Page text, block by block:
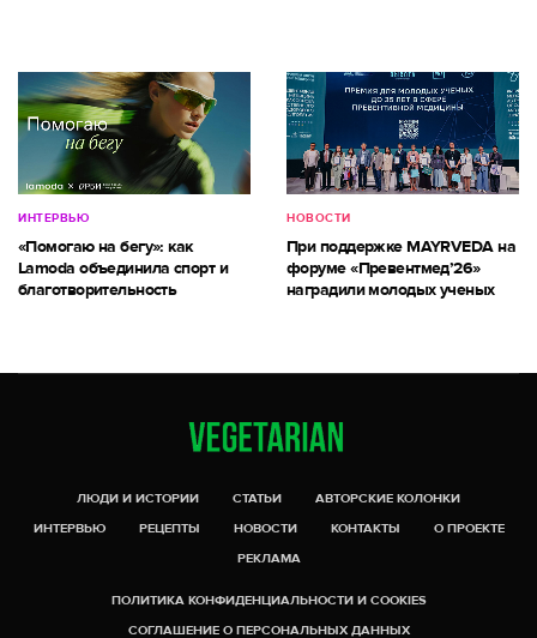
ИНТЕРВЬЮ
«Помогаю на бегу»: как
Lamoda объединила спорт и
благотворительность
НОВОСТИ
При поддержке MAYRVEDA на
форуме «Превентмед’26»
наградили молодых ученых
ЛЮДИ И ИСТОРИИ СТАТЬИ
АВТОРСКИЕ КОЛОНКИ
ИНТЕРВЬЮ
РЕЦЕПТЫ НОВОСТИ КОНТАКТЫ
О ПРОЕКТЕ
РЕКЛАМА
ПОЛИТИКА КОНФИДЕНЦИАЛЬНОСТИ И COOKIES
СОГЛАШЕНИЕ О ПЕРСОНАЛЬНЫХ ДАННЫХ